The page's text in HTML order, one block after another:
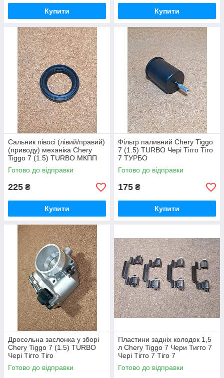
Купити Купити
Сальник півосі (лівий/правий)
(приводу) механіка Chery
Tiggo 7 (1.5) TURBO МКПП
Чері Тігго Тіго 7
Готово до відправки
225 ₴
Купити
Фільтр паливний Chery Tiggo
7 (1.5) TURBO Чері Тігго Тіго
7 ТУРБО
Готово до відправки
175 ₴
Купити
Дросельна заслонка у зборі
Chery Tiggo 7 (1.5) TURBO
Чері Тігго Тіго
Готово до відправки
Пластини задніх колодок 1,5
л Chery Tiggo 7 Чери Тигго 7
Чері Тігго 7 Тіго 7
Готово до відправки